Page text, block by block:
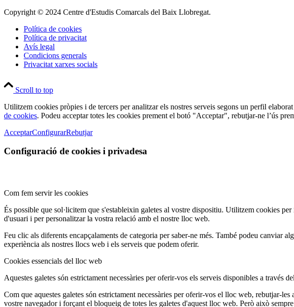
Copyright © 2024 Centre d'Estudis Comarcals del Baix Llobregat.
Política de cookies
Política de privacitat
Avís legal
Condicions generals
Privacitat xarxes socials
Scroll to top
Utilitzem cookies pròpies i de tercers per analitzar els nostres serveis segons un perfil
de cookies. Podeu acceptar totes les cookies prement el botó "Acceptar", rebutjar-ne l’ús
AcceptarConfigurarRebutjar
Configuració de cookies i privadesa
Com fem servir les cookies
És possible que sol·licitem que s'estableixin galetes al vostre dispositiu. Utilitzem cookies
d'usuari i per personalitzar la vostra relació amb el nostre lloc web.
Feu clic als diferents encapçalaments de categoria per saber-ne més. També podeu canviar
experiència als nostres llocs web i els serveis que podem oferir.
Cookies essencials del lloc web
Aquestes galetes són estrictament necessàries per oferir-vos els serveis disponibles a través
Com que aquestes galetes són estrictament necessàries per oferir-vos el lloc web, rebutjar-
vostre navegador i forçant el bloqueig de totes les galetes d'aquest lloc web. Però això